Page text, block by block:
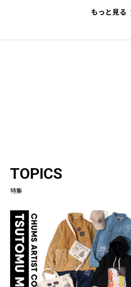
もっと見る
TOPICS
特集